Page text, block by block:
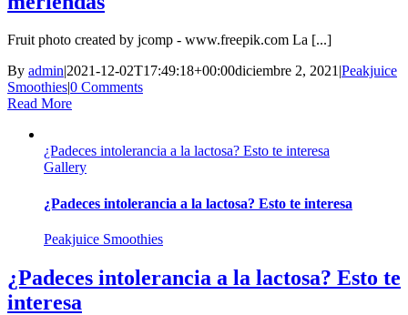
Fruit photo created by jcomp - www.freepik.com La [...]
By admin|2021-12-02T17:49:18+00:00diciembre 2, 2021|Peakjuice
Smoothies|0 Comments
Read More
¿Padeces intolerancia a la lactosa? Esto te interesa
Gallery
¿Padeces intolerancia a la lactosa? Esto te interesa
Peakjuice Smoothies
¿Padeces intolerancia a la lactosa? Esto te
interesa